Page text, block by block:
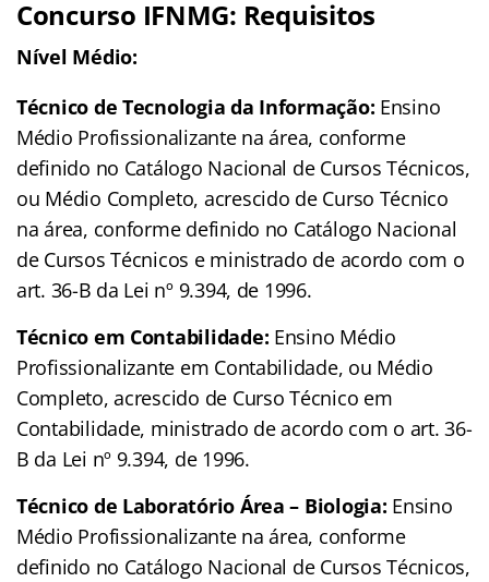
Concurso IFNMG: Requisitos
Nível Médio:
Técnico de Tecnologia da Informação: Ensino
Médio Profissionalizante na área, conforme
definido no Catálogo Nacional de Cursos Técnicos,
ou Médio Completo, acrescido de Curso Técnico
na área, conforme definido no Catálogo Nacional
de Cursos Técnicos e ministrado de acordo com o
art. 36-B da Lei nº 9.394, de 1996.
Técnico em Contabilidade: Ensino Médio
Profissionalizante em Contabilidade, ou Médio
Completo, acrescido de Curso Técnico em
Contabilidade, ministrado de acordo com o art. 36-
B da Lei nº 9.394, de 1996.
Técnico de Laboratório Área – Biologia: Ensino
Médio Profissionalizante na área, conforme
definido no Catálogo Nacional de Cursos Técnicos,